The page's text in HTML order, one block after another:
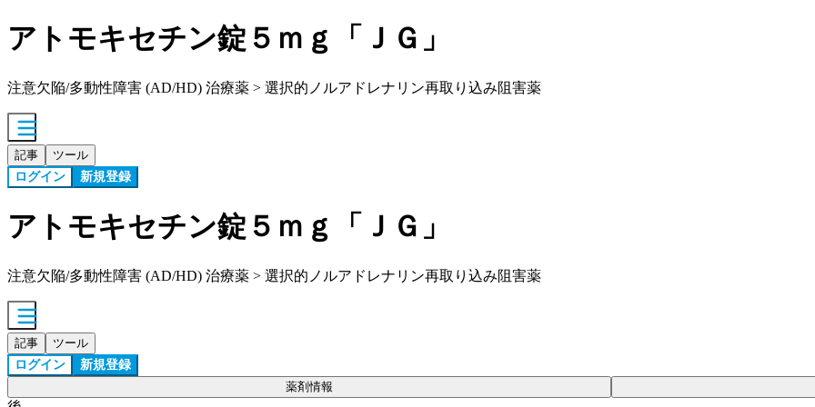
アトモキセチン錠５ｍｇ「ＪＧ」
注意欠陥/多動性障害 (AD/HD) 治療薬 > 選択的ノルアドレナリン再取り込み阻害薬
記事 ツール
ログイン 新規登録
アトモキセチン錠５ｍｇ「ＪＧ」
注意欠陥/多動性障害 (AD/HD) 治療薬 > 選択的ノルアドレナリン再取り込み阻害薬
記事 ツール
ログイン 新規登録
薬剤情報